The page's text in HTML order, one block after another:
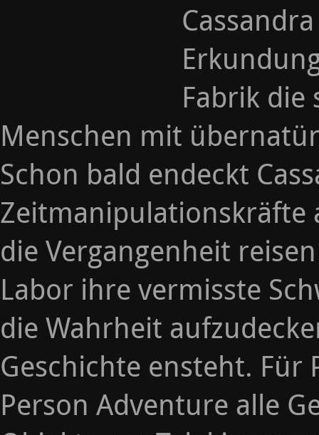
Fabrik die
Menschen mit
Schon bald endeckt
Zeitmanipulationskräfte
die Vergangenheit
Labor ihre vermisste
die Wahrheit
Geschichte ensteht. Für
Person Adventure alle